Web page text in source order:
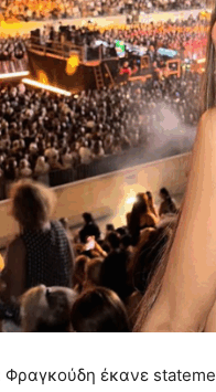
Φραγκούδη έκανε